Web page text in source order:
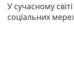
У сучасному
соціальних